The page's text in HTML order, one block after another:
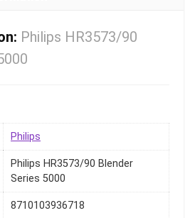
Philips HR3573/90
Philips
Philips HR3573/90 Blender
Series 5000
8710103936718